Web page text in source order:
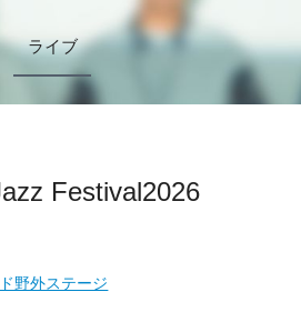
ライブ
Festival2026
野外ステージ